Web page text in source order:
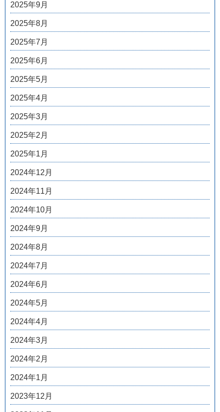
2025年9月
2025年8月
2025年7月
2025年6月
2025年5月
2025年4月
2025年3月
2025年2月
2025年1月
2024年12月
2024年11月
2024年10月
2024年9月
2024年8月
2024年7月
2024年6月
2024年5月
2024年4月
2024年3月
2024年2月
2024年1月
2023年12月